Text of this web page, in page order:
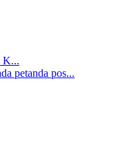
K...
petanda pos...